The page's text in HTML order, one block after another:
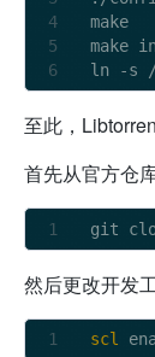
make
make
ln
-s /
至此，
首先从官方仓
git
然后更改开发
scl